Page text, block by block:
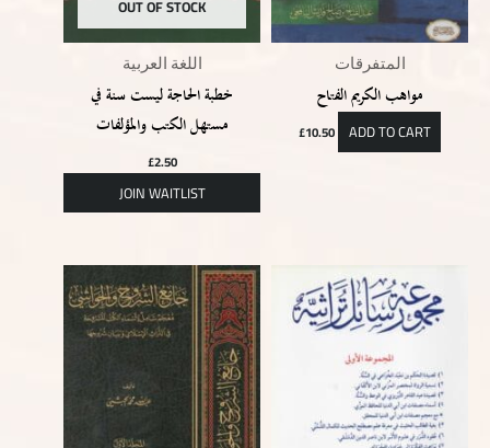
OUT OF STOCK
اللغة العربية
خطبة الحاجة ليست سنة في
مستهل الكتب والمؤلفات
£2.50
المتفرقات
مواهب الكريم الفتاح
£10.50 ADD TO CART